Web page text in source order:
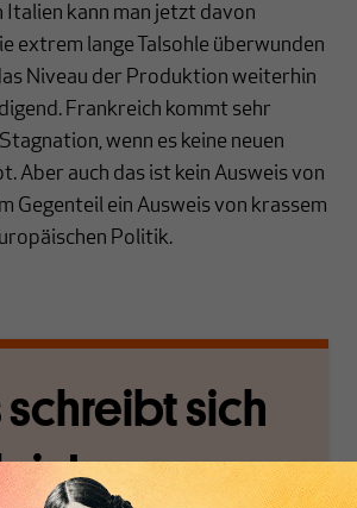
kann man jetzt davon
extrem lange Talsohle überwunden
Niveau der Produktion weiterhin
Frankreich kommt sehr
wenn es keine neuen
Aber auch das ist kein Ausweis von
Gegenteil ein Ausweis von krassem
Politik.
sich